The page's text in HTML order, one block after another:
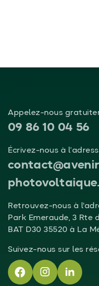
Appelez-nous
09 86 10 04 56
Écrivez-nous à
Retrouvez-nous à
Park Emeraude, 3 Rte
BAT D30 35520 à La
Suivez-nous sur les